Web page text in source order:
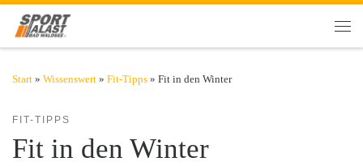
Zum Inhalt springen
Start » Wissenswert » Fit-Tipps » Fit in den Winter
FIT-TIPPS
Fit in den Winter